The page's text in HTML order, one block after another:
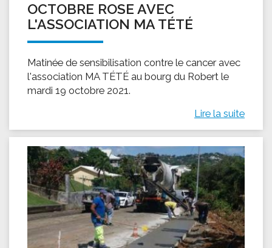
OCTOBRE ROSE AVEC
L'ASSOCIATION MA TÉTÉ
Matinée de sensibilisation contre le cancer avec
l'association MA TÉTÉ au bourg du Robert le
mardi 19 octobre 2021.
Lire la suite